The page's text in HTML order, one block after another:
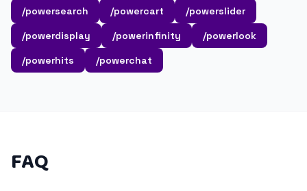
/powersearch /powercart
/powerslider
/powerdisplay
/powerinfinity
/powerlook
/powerhits
/powerchat
FAQ